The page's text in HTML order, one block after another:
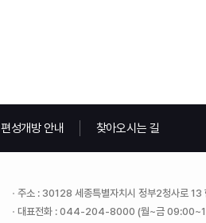
편성개방 안내 찾아오시는 길
주소 : 30128 세종특별자치시 정부2청사로 13
대표전화 : 044-204-8000 (월~금